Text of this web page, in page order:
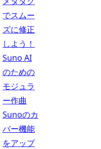
でスムー
ズに修正
しよう！
Suno AI
のための
モジュラ
ー作曲
Sunoのカ
バー機能
をアップ